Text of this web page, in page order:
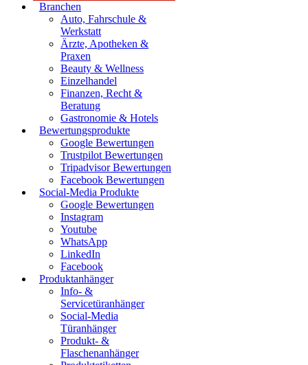
Branchen
Auto, Fahrschule &
Werkstatt
Ärzte, Apotheken &
Praxen
Beauty & Wellness
Einzelhandel
Finanzen, Recht &
Beratung
Gastronomie & Hotels
Bewertungsprodukte
Google Bewertungen
Trustpilot Bewertungen
Tripadvisor Bewertungen
Facebook Bewertungen
Social-Media Produkte
Google Bewertungen
Instagram
Youtube
WhatsApp
LinkedIn
Facebook
Produktanhänger
Info- &
Servicetüranhänger
Social-Media
Türanhänger
Produkt- &
Flaschenanhänger